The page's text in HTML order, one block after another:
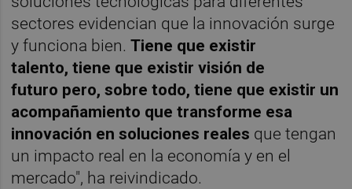
sectores evidencian que la innovación surge
y funciona bien.Tiene que existir
talento, tiene que existir visión de
futuro pero, sobre todo, tiene que existir un
acompañamiento que transforme esa
innovación en soluciones reales que tengan
un impacto real en la economía y en el
mercado", ha reivindicado.